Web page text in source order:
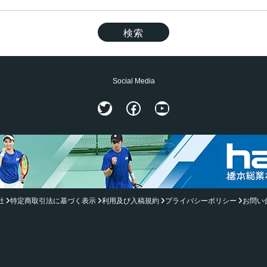
Social Media
TwitterFacebook
YouTube
特定商取引法に基づく表示 利用及び入稿規約 プライバシーポリシー お問い